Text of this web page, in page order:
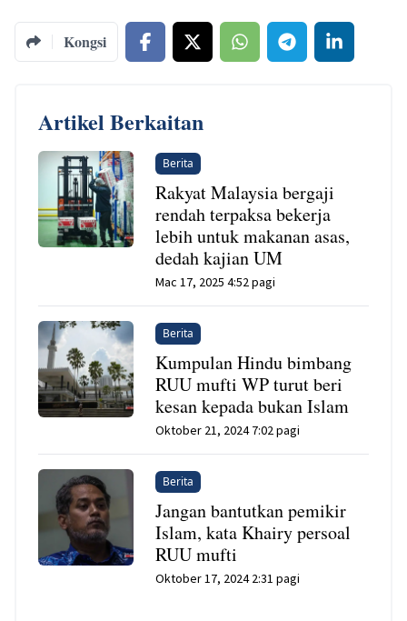
Kongsi
Artikel Berkaitan
Berita
Rakyat Malaysia bergaji
rendah terpaksa bekerja
lebih untuk makanan asas,
dedah kajian UM
Mac 17, 2025 4:52 pagi
Berita
Kumpulan Hindu bimbang
RUU mufti WP turut beri
kesan kepada bukan Islam
Oktober 21, 2024 7:02 pagi
Berita
Jangan bantutkan pemikir
Islam, kata Khairy persoal
RUU mufti
Oktober 17, 2024 2:31 pagi